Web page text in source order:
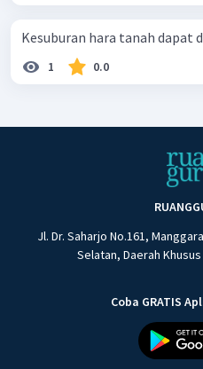
Kesuburan hara tanah dapat
1 0.0
Jl. Dr. Saharjo No.161,
Selatan, Daerah
Coba GRATIS